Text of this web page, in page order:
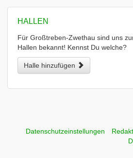
HALLEN
Für Großtreben-Zwethau sind uns
Hallen bekannt! Kennst Du welche?
Halle hinzufügen
Datenschutzeinstellungen